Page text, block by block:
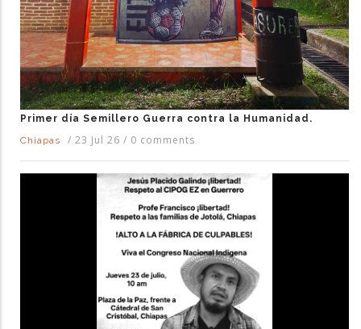
Primer día Semillero Guerra contra la Humanidad.
Chiapas
/ 23 Jul 26 / 0 comments